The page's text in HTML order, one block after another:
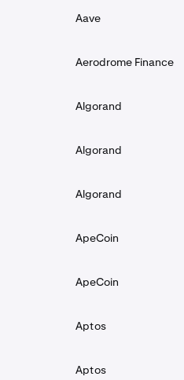
Aave
Aerodrome Finance
Algorand
Algorand
Algorand
ApeCoin
ApeCoin
Aptos
Aptos